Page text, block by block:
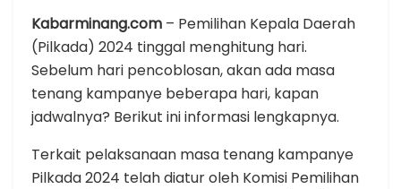
Kabarminang.com – Pemilihan Kepala Daerah
(Pilkada) 2024 tinggal menghitung hari.
Sebelum hari pencoblosan, akan ada masa
tenang kampanye beberapa hari, kapan
jadwalnya? Berikut ini informasi lengkapnya.
Terkait pelaksanaan masa tenang kampanye
Pilkada 2024 telah diatur oleh Komisi Pemilihan